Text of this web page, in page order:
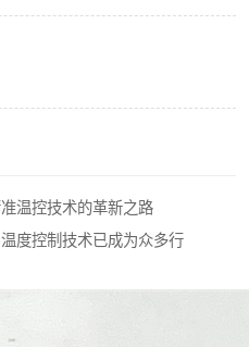
温控技术的革新之路
度控制技术已成为众多行